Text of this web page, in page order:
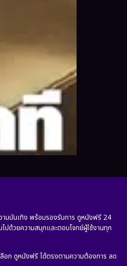
มบันเทิง พร้อมรองรับการ ดูหนังฟรี 24
ปด้วยความสนุกและตอบโจทย์ผู้ใช้งานทุก
อก ดูหนังฟรี ได้ตรงตามความต้องการ ลด